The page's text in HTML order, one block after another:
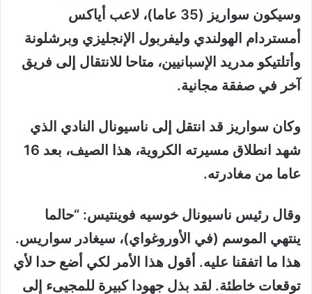
وسيكون سواريز (35 عاما)، لاعب أياكس
أمستردام الهولندي وليفربول الإنجليزي وبرشلونة
وأتلتيكو مدريد الإسبانيين، متاحا للانتقال إلى فريق
آخر في صفقة مجانية.
وكان سواريز قد انتقل إلى ناسيونال النادي الذي
شهد انطلاق مسيرته الكروية، هذا الصيف، بعد 16
عاما من مغادرته.
وقال رئيس ناسيونال خوسيه فوينتيس: “حالما
ينتهي الموسم (في الأوروغواي)، سيغادر سواريس.
هذا ما اتفقنا عليه. أقول هذا الأمر لكي أضع حدا لأي
توقعات خاطئة. لقد بذل جهودا كبيرة للمجيىء إلى